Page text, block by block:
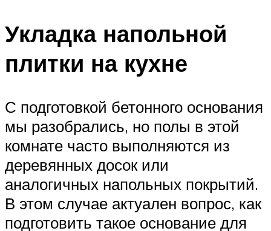
Укладка напольной
плитки на кухне
С подготовкой бетонного основания
мы разобрались, но полы в этой
комнате часто выполняются из
деревянных досок или
аналогичных напольных покрытий.
В этом случае актуален вопрос, как
подготовить такое основание для